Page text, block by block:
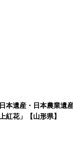
日本遺産・日本農業遺
上紅花」【山形県】